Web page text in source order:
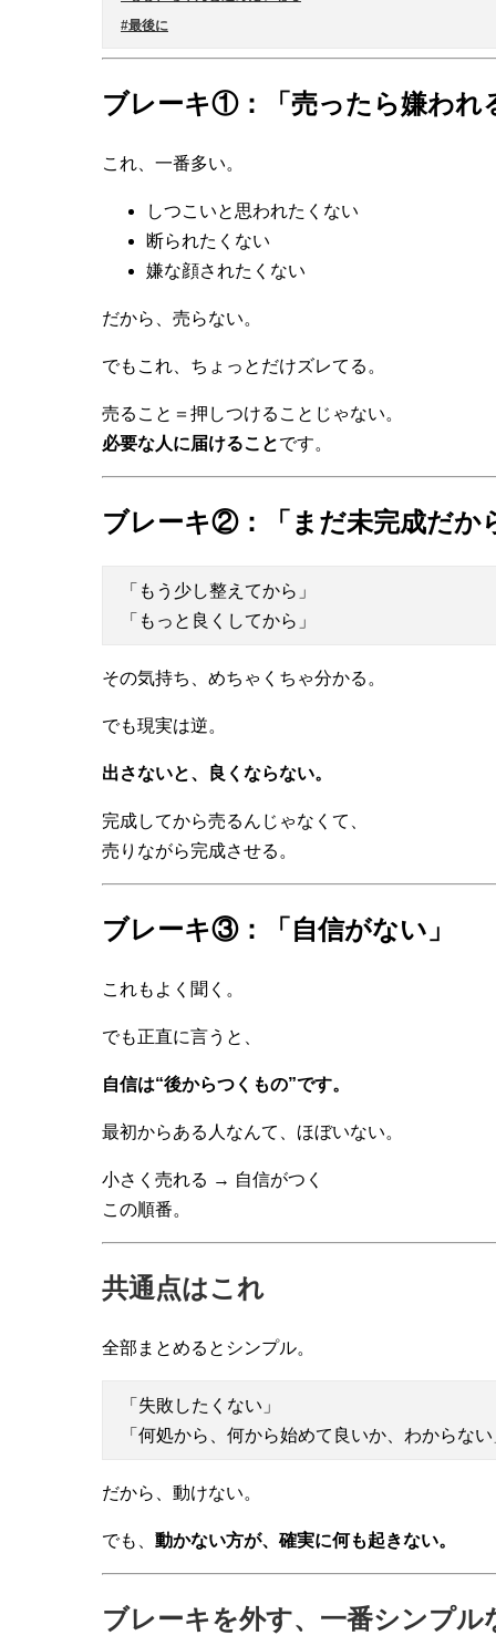
#最後に
ブレーキ①：「売ったら嫌われ
これ、一番多い。
しつこいと思われたくない
断られたくない
嫌な顔されたくない
だから、売らない。
でもこれ、ちょっとだけズレてる。
売ること＝押しつけることじゃない。
必要な人に届けることです。
ブレーキ②：「まだ未完成だか
「もう少し整えてから」
「もっと良くしてから」
その気持ち、めちゃくちゃ分かる。
でも現実は逆。
出さないと、良くならない。
完成してから売るんじゃなくて、
売りながら完成させる。
ブレーキ③：「自信がない」
これもよく聞く。
でも正直に言うと、
自信は“後からつくもの”です。
最初からある人なんて、ほぼいない。
小さく売れる → 自信がつく
この順番。
共通点はこれ
全部まとめるとシンプル。
「失敗したくない」
「何処から、何から始めて良いか、わからな
だから、動けない。
でも、 動かない方が、確実に何も起きない。
ブレーキを外す、一番シンプル